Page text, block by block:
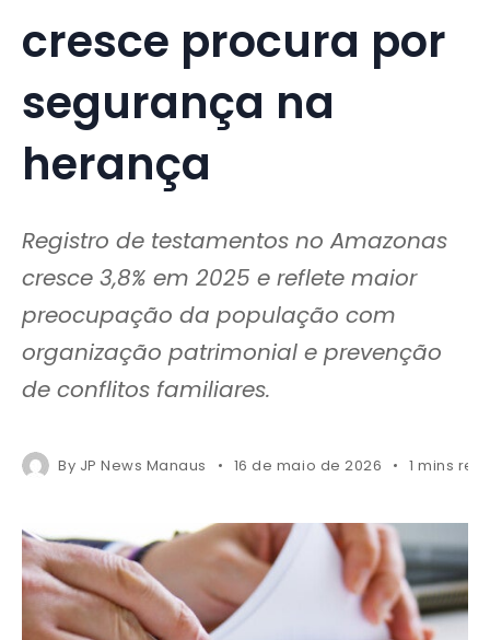
cresce procura por
segurança na
herança
Registro de testamentos no Amazonas
cresce 3,8% em 2025 e reflete maior
preocupação da população com
organização patrimonial e prevenção
de conflitos familiares.
By JP News Manaus 16 de maio de 2026 1 mins